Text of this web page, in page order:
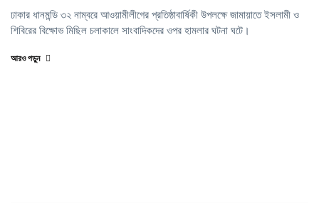
ঢাকার ধানমন্ডি ৩২ নাম্বরে আওয়ামীলীগের প্রতিষ্ঠাবার্ষিকী উপলক্ষে জামায়াতে ইসলামী ও
শিবিরের বিক্ষোভ মিছিল চলাকালে সাংবাদিকদের ওপর হামলার ঘটনা ঘটে।
আরও পড়ুন